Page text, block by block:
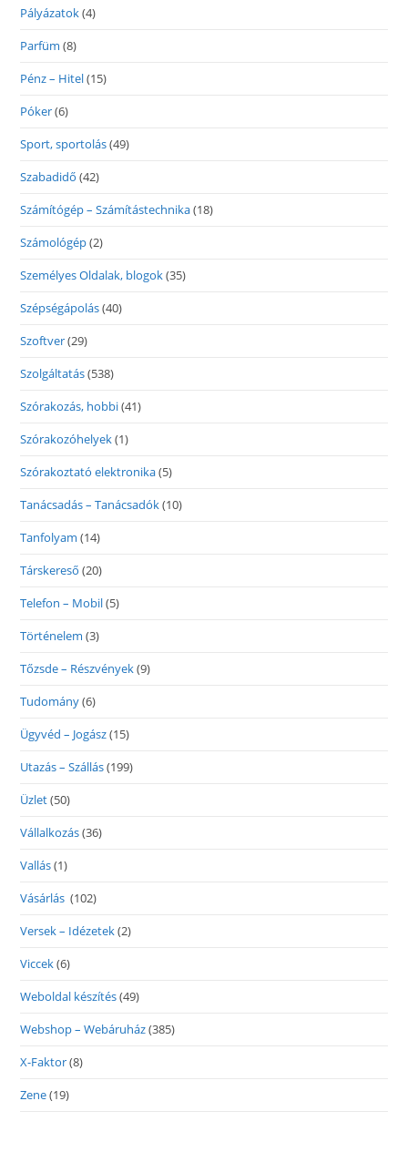
Pályázatok(4)
Parfüm (8)
Pénz – Hitel(15)
Póker(6)
Sport, sportolás(49)
Szabadidő (42)
Számítógép – Számítástechnika(18)
Számológép(2)
Személyes Oldalak, blogok(35)
Szépségápolás(40)
Szoftver(29)
Szolgáltatás(538)
Szórakozás, hobbi(41)
Szórakozóhelyek(1)
Szórakoztató elektronika(5)
Tanácsadás – Tanácsadók(10)
Tanfolyam (14)
Társkereső (20)
Telefon – Mobil(5)
Történelem (3)
Tőzsde – Részvények(9)
Tudomány(6)
Ügyvéd – Jogász(15)
Utazás – Szállás(199)
Üzlet(50)
Vállalkozás(36)
Vallás(1)
Vásárlás (102)
Versek – Idézetek(2)
Viccek(6)
Weboldal készítés(49)
Webshop – Webáruház(385)
X-Faktor(8)
Zene(19)